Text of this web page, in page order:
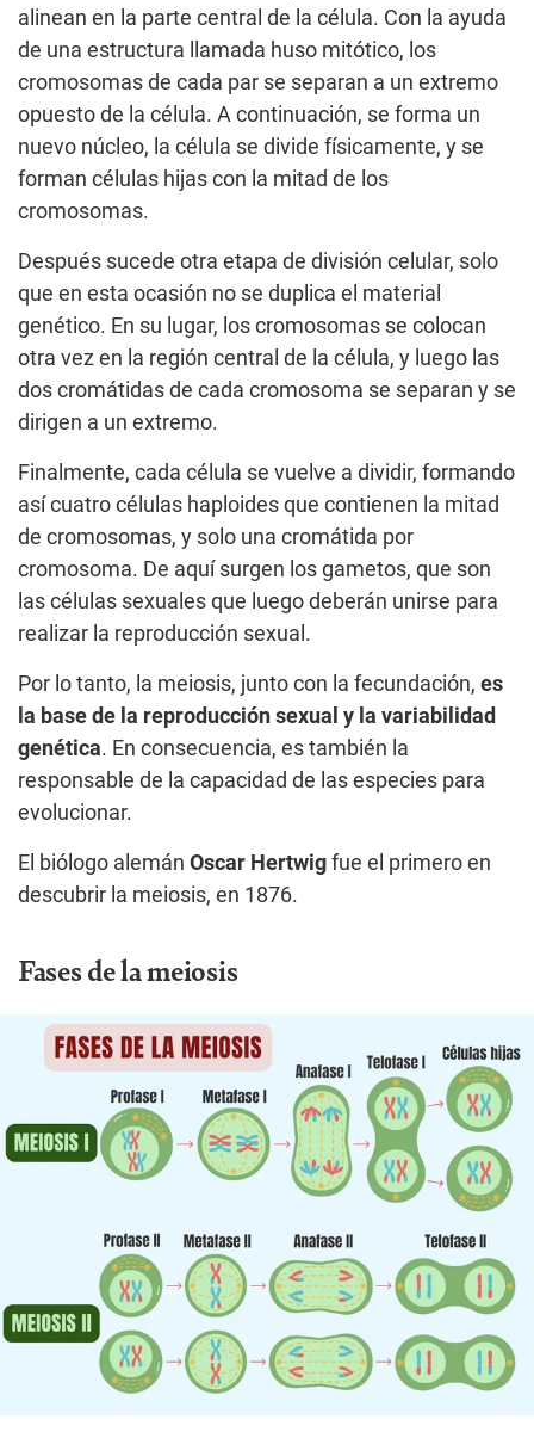
alinean en la parte central de la célula. Con la ayuda
de una estructura llamada huso mitótico, los
cromosomas de cada par se separan a un extremo
opuesto de la célula. A continuación, se forma un
nuevo núcleo, la célula se divide físicamente, y se
forman células hijas con la mitad de los
cromosomas.
Después sucede otra etapa de división celular, solo
que en esta ocasión no se duplica el material
genético. En su lugar, los cromosomas se colocan
otra vez en la región central de la célula, y luego las
dos cromátidas de cada cromosoma se separan y se
dirigen a un extremo.
Finalmente, cada célula se vuelve a dividir, formando
así cuatro células haploides que contienen la mitad
de cromosomas, y solo una cromátida por
cromosoma. De aquí surgen los gametos, que son
las células sexuales que luego deberán unirse para
realizar la reproducción sexual.
Por lo tanto, la meiosis, junto con la fecundación, es
la base de la reproducción sexual y la variabilidad
genética. En consecuencia, es también la
responsable de la capacidad de las especies para
evolucionar.
El biólogo alemán Oscar Hertwig fue el primero en
descubrir la meiosis, en 1876.
Fases de la meiosis